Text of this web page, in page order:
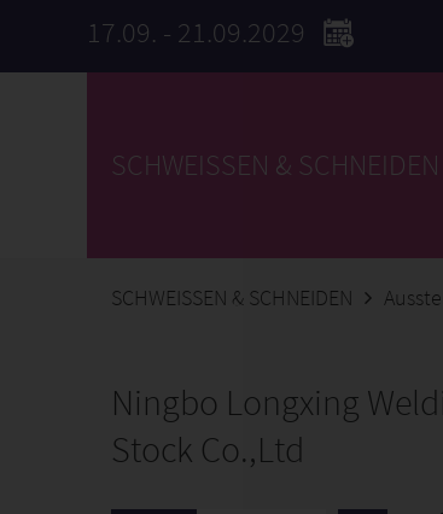
17.09. - 21.09.2029
SCHWEISSEN & SCHNEIDEN
SCHWEISSEN & SCHNEIDEN
Ningbo Longxing
Stock Co.,Ltd